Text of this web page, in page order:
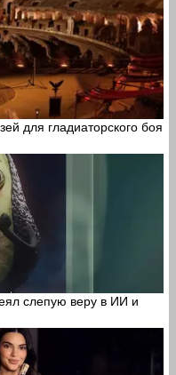
для гладиаторского боя
слепую веру в ИИ и